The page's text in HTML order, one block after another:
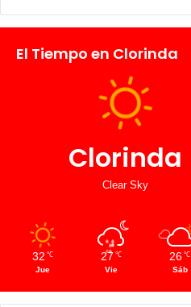
El Tiempo en Clorinda
Clorinda
Clear Sky
32 ℃
Jue
27 ℃
Vie
26 ℃
Sáb